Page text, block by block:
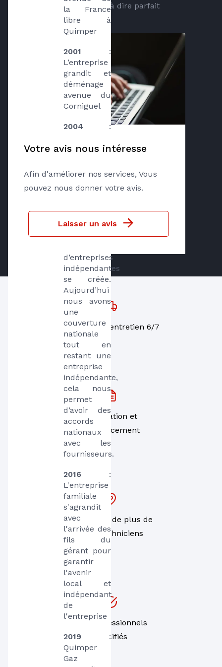
la France
libre à
Quimper
2001 :
L’entreprise
grandit et
déménage
avenue du
Corniguel
2004 :
réseau
afin de nous
de se
l’évolution
du marché,
une
d’entreprises
indépendantes
se créée.
Aujourd’hui
nous avons
une
couverture
nationale
tout en
restant une
entreprise
indépendante,
cela nous
permet
d’avoir des
accords
nationaux
avec les
fournisseurs.
2016 :
L'entreprise
familiale
s'agrandit
avec
l'arrivée des
fils du
gérant pour
garantir
l'avenir
local et
indépendant
de
l'entreprise
2019 :
Quimper
Gaz
Très professionnel rien à dire parfait
Votre avis nous intéresse
Afin d'améliorer nos services, Vous
pouvez nous donner votre avis.
Laisser un avis
Dépannage, entretien 6/7
Installation et
remplacement
Un réseau de plus de
1000 techniciens
Des professionnels
qualifiés